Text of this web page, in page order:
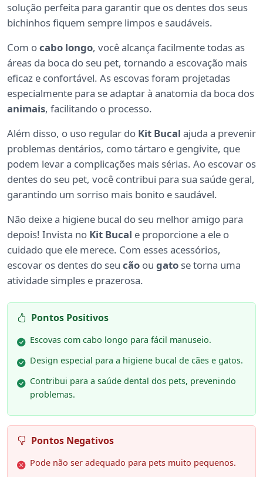
solução perfeita para garantir que os dentes dos seus
bichinhos fiquem sempre limpos e saudáveis.
Com ocabo longo, você alcança facilmente todas as
áreas da boca do seu pet, tornando a escovação mais
eficaz e confortável. As escovas foram projetadas
especialmente para se adaptar à anatomia da boca dos
animais, facilitando o processo.
Além disso, o uso regular do Kit Bucal ajuda a prevenir
problemas dentários, como tártaro e gengivite, que
podem levar a complicações mais sérias. Ao escovar os
dentes do seu pet, você contribui para sua saúde geral,
garantindo um sorriso mais bonito e saudável.
Não deixe a higiene bucal do seu melhor amigo para
depois! Invista no Kit Bucal e proporcione a ele o
cuidado que ele merece. Com esses acessórios,
escovar os dentes do seu cão ou gato se torna uma
atividade simples e prazerosa.
Pontos Positivos
Escovas com cabo longo para fácil manuseio.
Design especial para a higiene bucal de cães e gatos.
Contribui para a saúde dental dos pets, prevenindo
problemas.
Pontos Negativos
Pode não ser adequado para pets muito pequenos.